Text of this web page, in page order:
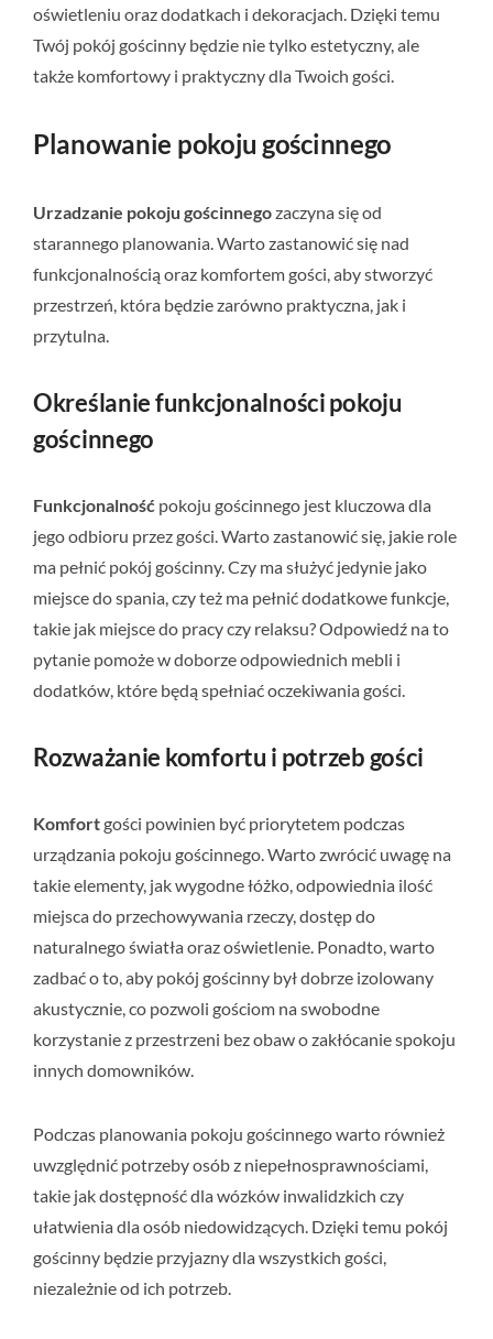
oświetleniu oraz dodatkach i dekoracjach. Dzięki temu
Twój pokój gościnny będzie nie tylko estetyczny, ale
także komfortowy i praktyczny dla Twoich gości.
Planowanie pokoju gościnnego
Urzadzanie pokoju gościnnegozaczyna się od
starannego planowania. Warto zastanowić się nad
funkcjonalnością oraz komfortem gości, aby stworzyć
przestrzeń, która będzie zarówno praktyczna, jak i
przytulna.
Określanie funkcjonalności pokoju
gościnnego
Funkcjonalność pokoju gościnnego jest kluczowa dla
jego odbioru przez gości. Warto zastanowić się, jakie role
ma pełnić pokój gościnny. Czy ma służyć jedynie jako
miejsce do spania, czy też ma pełnić dodatkowe funkcje,
takie jak miejsce do pracy czy relaksu? Odpowiedź na to
pytanie pomoże w doborze odpowiednich mebli i
dodatków, które będą spełniać oczekiwania gości.
Rozważanie komfortu i potrzeb gości
Komfortgości powinien być priorytetem podczas
urządzania pokoju gościnnego. Warto zwrócić uwagę na
takie elementy, jak wygodne łóżko, odpowiednia ilość
miejsca do przechowywania rzeczy, dostęp do
naturalnego światła oraz oświetlenie. Ponadto, warto
zadbać o to, aby pokój gościnny był dobrze izolowany
akustycznie, co pozwoli gościom na swobodne
korzystanie z przestrzeni bez obaw o zakłócanie spokoju
innych domowników.
Podczas planowania pokoju gościnnego warto również
uwzględnić potrzeby osób z niepełnosprawnościami,
takie jak dostępność dla wózków inwalidzkich czy
ułatwienia dla osób niedowidzących. Dzięki temu pokój
gościnny będzie przyjazny dla wszystkich gości,
niezależnie od ich potrzeb.